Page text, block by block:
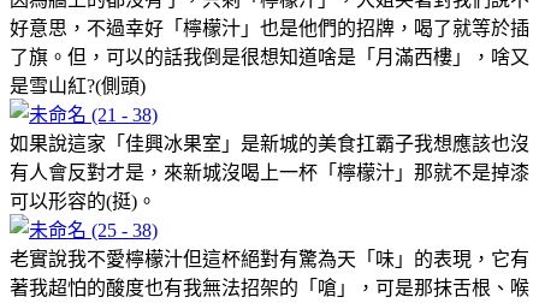
好意思，不過幸好「檸檬汁」也是他們的招牌，喝了就等於插
了旗。但，可以的話我倒是很想知道啥是「月滿西樓」，啥又
是雪山紅?(側頭)
如果說這家「佳興冰果室」是新城的美食扛霸子我想應該也沒
有人會反對才是，來新城沒喝上一杯「檸檬汁」那就不是掉漆
可以形容的(挺)。
老實說我不愛檸檬汁但這杯絕對有驚為天「味」的表現，它有
著我超怕的酸度也有我無法招架的「嗆」，可是那抹舌根、喉